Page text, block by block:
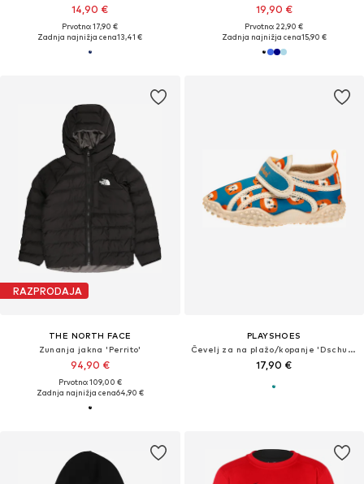
14,90 €
Prvotno: 17,90 €
Zadnja najnižja cena13,41 €
19,90 €
Prvotno: 22,90 €
Zadnja najnižja cena15,90 €
RAZPRODAJA
THE NORTH FACE
Zunanja jakna 'Perrito'
94,90 €
Prvotno: 109,00 €
Zadnja najnižja cena64,90 €
PLAYSHOES
Čevelj za na plažo/kopanje 'Dschungel'
17,90 €